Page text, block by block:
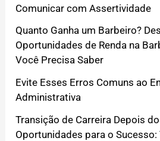
Comunicar com Assertividade
Quanto Ganha um Barbeiro?
Oportunidades de Renda na
Você Precisa Saber
Evite Esses Erros Comuns ao
Administrativa
Transição de Carreira Depois
Oportunidades para o Sucesso: